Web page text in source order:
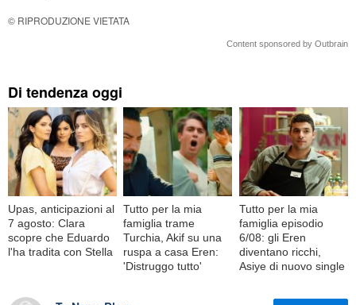
© RIPRODUZIONE VIETATA
Content sponsored by Outbrain
Di tendenza oggi
Upas, anticipazioni al
7 agosto: Clara
scopre che Eduardo
l'ha tradita con Stella
Tutto per la mia
famiglia trame
Turchia, Akif su una
ruspa a casa Eren:
'Distruggo tutto'
Tutto per la mia
famiglia episodio
6/08: gli Eren
diventano ricchi,
Asiye di nuovo single